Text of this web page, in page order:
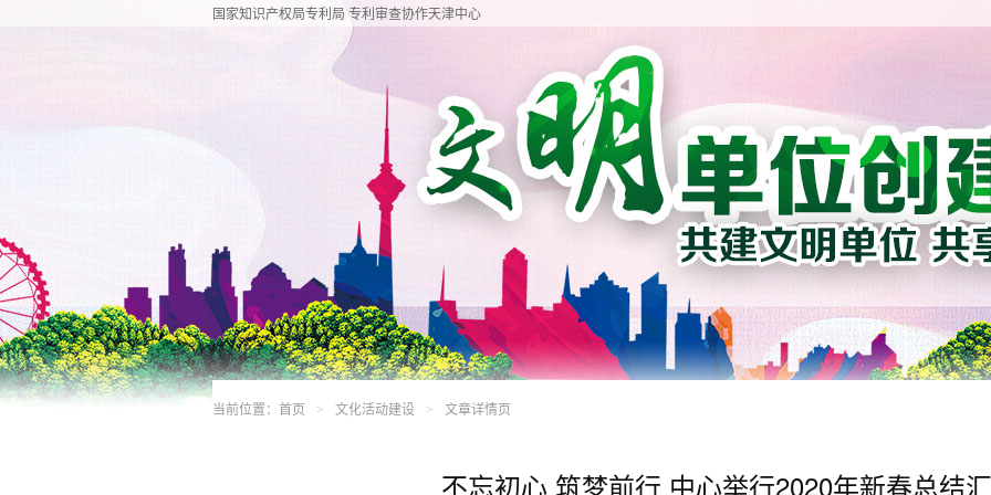
国家知识产权局专利局 专利审查协作天津中心
当前位置： 首页 > 文化活动建设 > 文章详情页
不忘初心 筑梦前行 中心举行2020年新春总结